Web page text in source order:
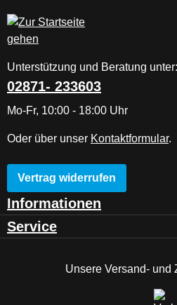
Unterstützung und Beratung unter:
02871- 233603
Mo-Fr, 10:00 - 18:00 Uhr
Oder über unser Kontaktformular.
Vertrag widerrufen
Informationen
Service
Unsere Versand- und